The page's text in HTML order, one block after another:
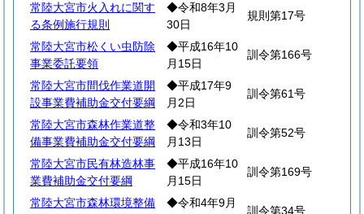
常陸大宮市火入れに関す
る条例施行規則
◆令和8年3月
30日
規則第17号
常陸大宮市松くい虫防除
事業委託要領
◆平成16年10
月15日
訓令第166号
常陸大宮市間伐作業道開
設事業費補助金交付要綱
◆平成17年9
月2日
訓令第61号
常陸大宮市森林作業道整
備事業費補助金交付要綱
◆令和3年10
月13日
訓令第52号
常陸大宮市民有林造林事
業費補助金交付要綱
◆平成16年10
月15日
訓令第169号
常陸大宮市森林環境整備
◆令和4年9月
訓令第34号